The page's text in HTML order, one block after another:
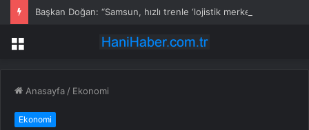
Menü
Anasayfa / Ekonomi
Ekonomi